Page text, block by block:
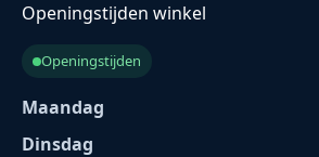
Openingstijden winkel
Openingstijden
Maandag
Dinsdag